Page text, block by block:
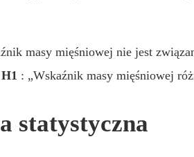
masy mięśniowej nie jest
H1 : „Wskaźnik masy mięśniowej
statystyczna